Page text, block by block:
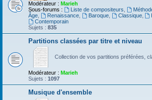
Modérateur : Marieh
Sous-forums :
Liste de compositeurs
Âge
Renaissance, Baroque, Classique,
Contemporain
Sujets : 835
Partitions classées par titre et niveau
Collection de vos partitions préférées,
Modérateur : Marieh
Sujets : 1097
Musique d'ensemble